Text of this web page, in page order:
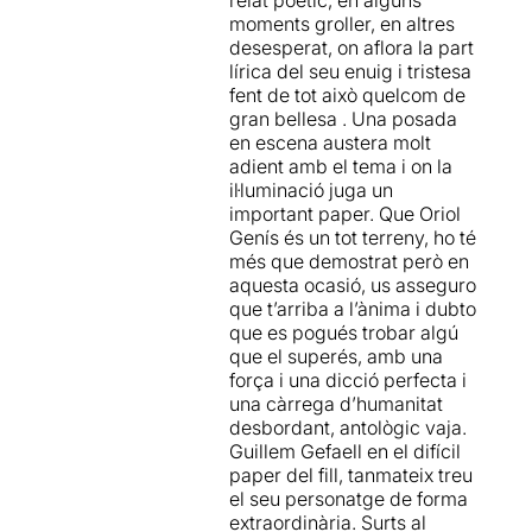
No us ho penseu i correu a
comprar les entrades, si no
us voleu trobar el cartell
d'entrades exhaurides!!
espectadors es perdin en
part aquest inici per ignorar
que mentre seuen, hi ha un
actor que JA està
interpretant, i xerrin, mirin
mòbils… en lloc de
contemplar aquell dolor
silent que es trenca just al
començar l’obra i et
descol·loca.
El millor: Tothom ho diu i és
veritat, una interpretació
brutal, excelsa de l’Oriol
Genís que transita pel camí
del dolor i l’acceptació, per
començar, de si mateix.
per la finestra.
Aquesta peça amb
traducció d'Albert Arribas,
direcció deJordi Prat i Coll
interpretada perOriol Genís
iRoger Vilà , ha tornat a
l'Escenari Joan
Brossa després del seu pas
per la Sala Beckett, on es va
estrenar en 2012, i pel
Teatre Akadèmia.
Un pare espera en un
dipòsit de cadàvers per
identificar el cos del seu fill
que s'ha suïcidat. El dolor
extrem per la pèrdua del fill
es veu reconvertit en una
conversa que, sota la forma
d'una trucada telefònica
entre pare i fill, és una forma
moments groller, en altres
desesperat, on aflora la part
lírica del seu enuig i tristesa
fent de tot això quelcom de
gran bellesa . Una posada
en escena austera molt
adient amb el tema i on la
il·luminació juga un
important paper. Que Oriol
Genís és un tot terreny, ho té
més que demostrat però en
aquesta ocasió, us asseguro
que t’arriba a l’ànima i dubto
que es pogués trobar algú
que el superés, amb una
força i una dicció perfecta i
una càrrega d’humanitat
desbordant, antològic vaja.
Guillem Gefaell en el difícil
paper del fill, tanmateix treu
el seu personatge de forma
extraordinària. Surts al